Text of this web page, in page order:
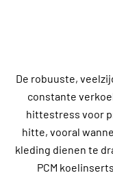
De robuuste,
constante
hittestress voor
hitte, vooral
kleding dienen te
PCM